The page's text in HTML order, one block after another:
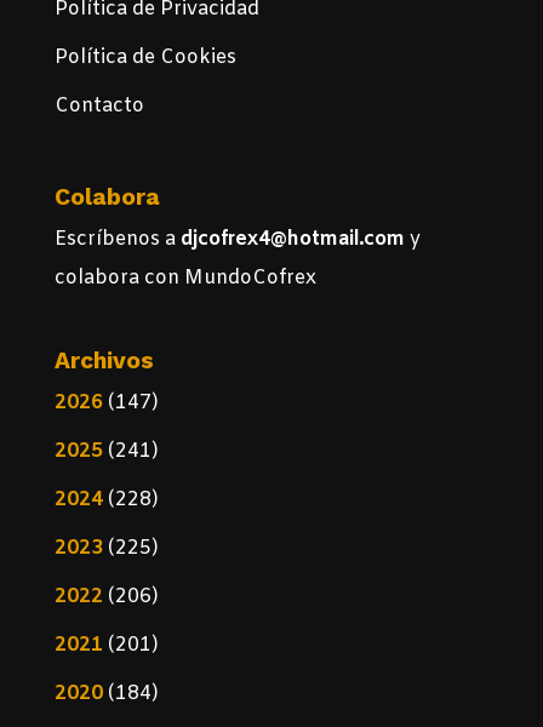
Política de Privacidad
Política de Cookies
Contacto
Colabora
Escríbenos a djcofrex4@hotmail.com y
colabora con MundoCofrex
Archivos
2026(147)
2025(241)
2024(228)
2023(225)
2022 (206)
2021 (201)
2020(184)